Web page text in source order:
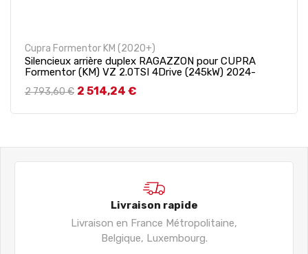
Cupra Formentor KM (2020+)
Silencieux arrière duplex RAGAZZON pour CUPRA
Formentor (KM) VZ 2.0TSI 4Drive (245kW) 2024-
Prix de base
2 793,60 € Prix
2 514,24 €
Livraison rapide
Livraison en France Métropolitaine,
Belgique, Luxembourg.